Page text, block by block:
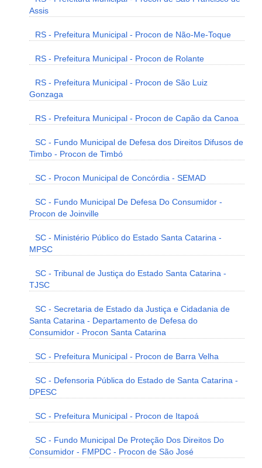
Assis
RS - Prefeitura Municipal - Procon de Não-Me-Toque
RS - Prefeitura Municipal - Procon de Rolante
RS - Prefeitura Municipal - Procon de São Luiz
Gonzaga
RS - Prefeitura Municipal - Procon de Capão da Canoa
SC - Fundo Municipal de Defesa dos Direitos Difusos de
Timbo - Procon de Timbó
SC - Procon Municipal de Concórdia - SEMAD
SC - Fundo Municipal De Defesa Do Consumidor -
Procon de Joinville
SC - Ministério Público do Estado Santa Catarina -
MPSC
SC - Tribunal de Justiça do Estado Santa Catarina -
TJSC
SC - Secretaria de Estado da Justiça e Cidadania de
Santa Catarina - Departamento de Defesa do
Consumidor - Procon Santa Catarina
SC - Prefeitura Municipal - Procon de Barra Velha
SC - Defensoria Pública do Estado de Santa Catarina -
DPESC
SC - Prefeitura Municipal - Procon de Itapoá
SC - Fundo Municipal De Proteção Dos Direitos Do
Consumidor - FMPDC - Procon de São José